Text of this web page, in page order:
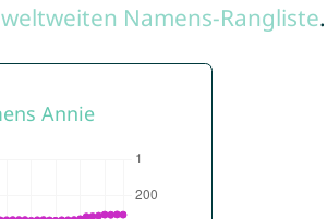
weltweiten Namens-Rangliste.